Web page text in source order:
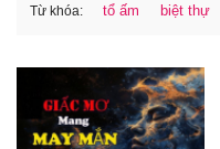
Từ khóa: tổ ấm biệt thự